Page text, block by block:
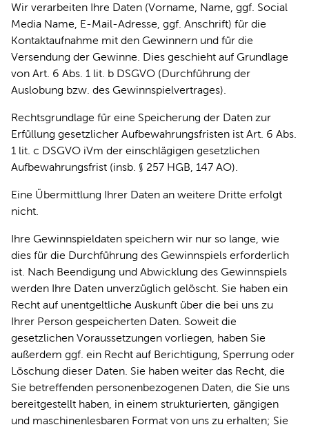
Wir verarbeiten Ihre Daten (Vorname, Name, ggf. Social
Media Name, E-Mail-Adresse, ggf. Anschrift) für die
Kontaktaufnahme mit den Gewinnern und für die
Versendung der Gewinne. Dies geschieht auf Grundlage
von Art. 6 Abs. 1 lit. b DSGVO (Durchführung der
Auslobung bzw. des Gewinnspielvertrages).
Rechtsgrundlage für eine Speicherung der Daten zur
Erfüllung gesetzlicher Aufbewahrungsfristen ist Art. 6 Abs.
1 lit. c DSGVO iVm der einschlägigen gesetzlichen
Aufbewahrungsfrist (insb. § 257 HGB, 147 AO).
Eine Übermittlung Ihrer Daten an weitere Dritte erfolgt
nicht.
Ihre Gewinnspieldaten speichern wir nur so lange, wie
dies für die Durchführung des Gewinnspiels erforderlich
ist. Nach Beendigung und Abwicklung des Gewinnspiels
werden Ihre Daten unverzüglich gelöscht. Sie haben ein
Recht auf unentgeltliche Auskunft über die bei uns zu
Ihrer Person gespeicherten Daten. Soweit die
gesetzlichen Voraussetzungen vorliegen, haben Sie
außerdem ggf. ein Recht auf Berichtigung, Sperrung oder
Löschung dieser Daten. Sie haben weiter das Recht, die
Sie betreffenden personenbezogenen Daten, die Sie uns
bereitgestellt haben, in einem strukturierten, gängigen
und maschinenlesbaren Format von uns zu erhalten; Sie